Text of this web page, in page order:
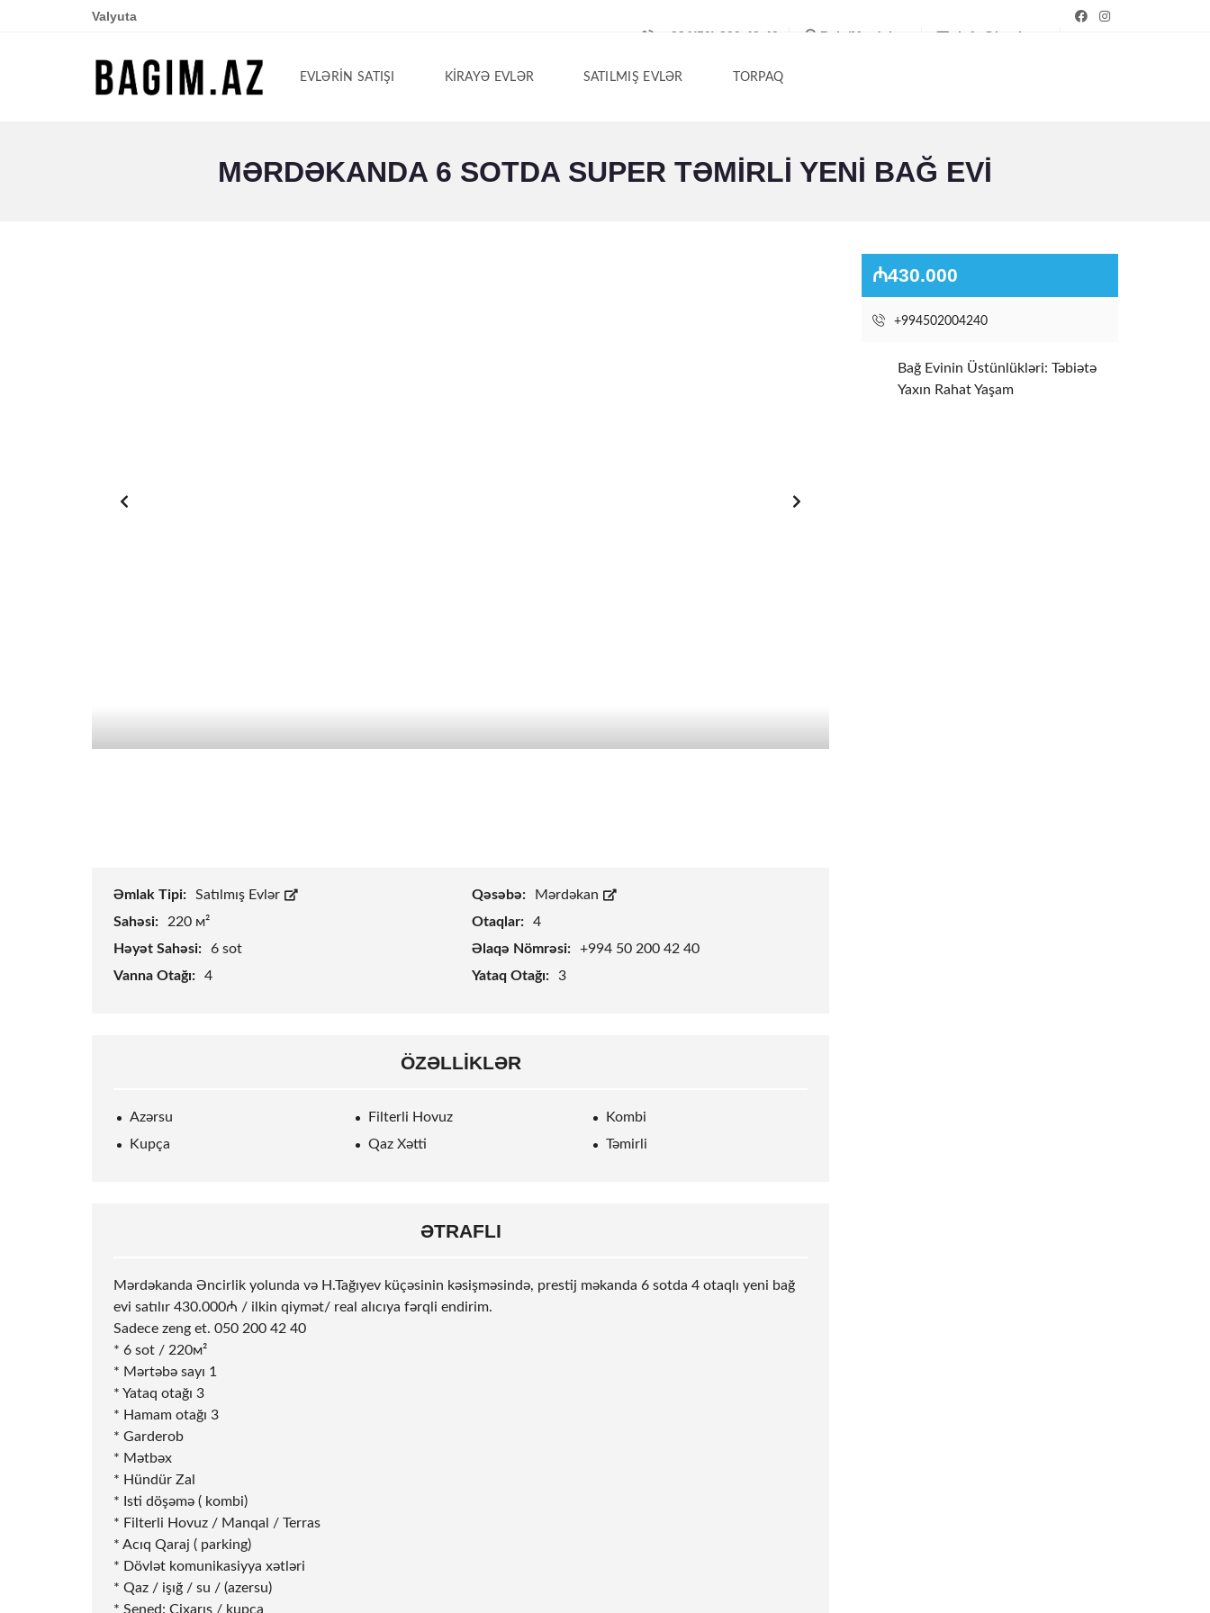
Valyuta
+994(50) 200-42-40
Bakı/Mərdəkan info@bagim.az
EVLƏRIN SATIŞI KIRAYƏ EVLƏR SATILMIŞ EVLƏR TORPAQ
MƏRDƏKANDA 6 SOTDA SUPER TƏMIRLI YENI BAĞ EVI
Əmlak Tipi: Satılmış Evlər Qəsəbə:
Mərdəkan
Sahəsi:
220 м² Otaqlar:
4
Həyət Sahəsi:
6 sot Əlaqə Nömrəsi:
+994 50 200 42 40
Vanna Otağı:
4 Yataq Otağı: 3
ÖZƏLLIKLƏR
Azərsu Filterli Hovuz
Kombi
Kupça
Qaz Xətti Təmirli
ƏTRAFLI
Mərdəkanda Əncirlik yolunda və H.Tağıyev küçəsinin kəsişməsində, prestij məkanda 6 sotda 4 otaqlı yeni bağ
evi satılır 430.000₼ / ilkin qiymət/ real alıcıya fərqli endirim.
Sadece zeng et. 050 200 42 40
* 6 sot / 220м²
* Mərtəbə sayı 1
* Yataq otağı 3
* Hamam otağı 3
* Garderob
* Mətbəx
* Hündür Zal
* Isti döşəmə ( kombi)
* Filterli Hovuz / Manqal / Terras
* Acıq Qaraj ( parking)
* Dövlət komunikasiyya xətləri
* Qaz / işığ / su / (azersu)
* Sened: Cixarış / kupça
₼430.000
+994502004240
Bağ Evinin Üstünlükləri: Təbiətə
Yaxın Rahat Yaşam